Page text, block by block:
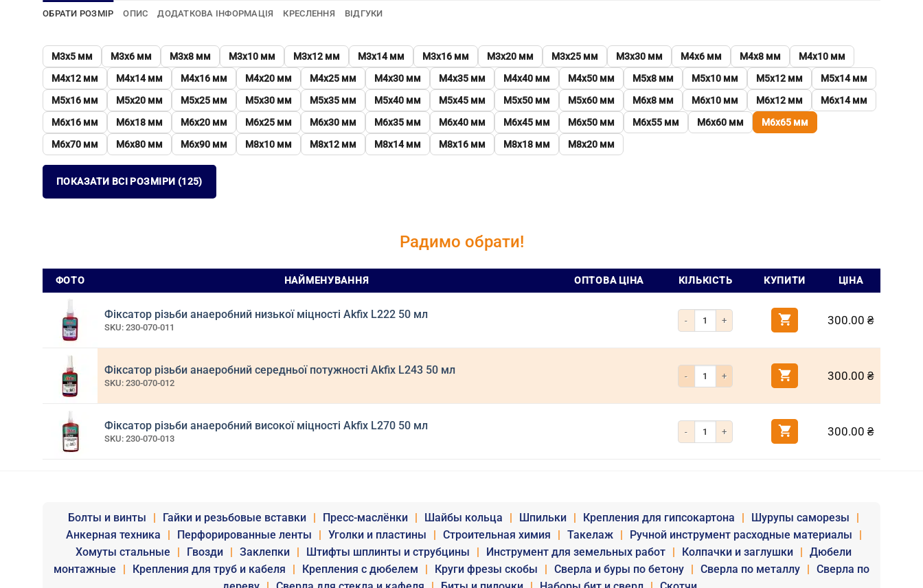
ОБРАТИ РОЗМІР ОПИС ДОДАТКОВА ІНФОРМАЦІЯ КРЕСЛЕННЯ ВІДГУКИ
М3х5 мм М3х6 мм М3х8 мм М3х10 мм М3х12 мм М3х14 мм М3х16 мм М3х20 мм М3х25 мм М3х30 мм М4х6 мм М4х8 мм
М4х10 мм
М4х12 мм
М4х14 мм М4х16 мм М4х20 мм М4х25 мм М4х30 мм М4х35 мм М4х40 мм М4х50 мм М5х8 мм М5х10 мм М5х12 мм
М5х14 мм
М5х16 мм
М5х20 мм М5х25 мм М5х30 мм М5х35 мм М5х40 мм М5х45 мм М5х50 мм М5х60 мм М6х8 мм М6х10 мм М6х12 мм
М6х14 мм
М6х16 мм
М6х18 мм М6х20 мм М6х25 мм М6х30 мм М6х35 мм М6х40 мм М6х45 мм М6х50 мм М6х55 мм М6х60 мм
М6х65 мм
М6х70 мм
М6х80 мм М6х90 мм М8х10 мм М8х12 мм М8х14 мм М8х16 мм М8х18 мм М8х20 мм
ПОКАЗАТИ ВСІ РОЗМІРИ (125)
Радимо обрати!
ФОТО НАЙМЕНУВАННЯ ОПТОВА ЦІНА КІЛЬКІСТЬ КУПИТИ ЦІНА
Фіксатор різьби анаеробний низької міцності Akfix L222 50 мл
SKU: 230-070-011
Кількість Фіксатор різьби анаеробний низької міцності Akfix
300.00 ₴
Фіксатор різьби анаеробний середньої потужності Akfix L243 50 мл
SKU: 230-070-012
Кількість Фіксатор різьби анаеробний середньої потужності
300.00 ₴
Фіксатор різьби анаеробний високої міцності Akfix L270 50 мл
SKU: 230-070-013
Кількість Фіксатор різьби анаеробний високої міцності Akfix
300.00 ₴
Болты и винты Гайки и резьбовые вставки Пресс-маслёнки Шайбы кольца Шпильки Крепления для гипсокартона Шурупы саморезы
Анкерная техника
Перфорированные ленты Уголки и пластины Строительная химия Такелаж Ручной инструмент расходные материалы
Хомуты стальные
Гвозди Заклепки Штифты шплинты и струбцины Инструмент для земельных работ Колпачки и заглушки
Дюбели
монтажные
Крепления для труб и кабеля Крепления с дюбелем Круги фрезы скобы Сверла и буры по бетону Сверла по металлу
Сверла по